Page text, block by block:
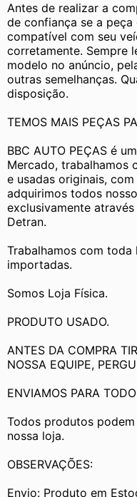
Antes de realizar a
de confiança se a
compatível com seu
corretamente. Sempre
modelo no anúncio,
outras semelhanças.
disposição.
TEMOS MAIS PEÇAS
BBC AUTO PEÇAS é
Mercado, trabalhamos
e usadas originais,
adquirimos todos
exclusivamente
Detran.
Trabalhamos com toda
importadas.
Somos Loja Física.
PRODUTO USADO.
ANTES DA COMPRA
NOSSA EQUIPE,
ENVIAMOS PARA
Todos produtos
nossa loja.
OBSERVAÇÕES:
Envio: Produto em